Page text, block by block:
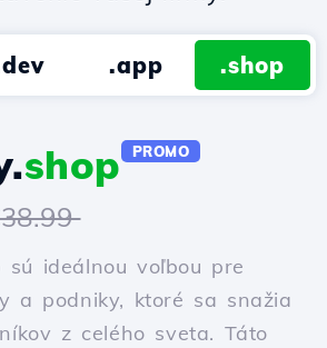
.app .shop
shop PROMO
sú ideálnou voľbou pre
a podniky, ktoré sa snažia
z celého sveta. Táto